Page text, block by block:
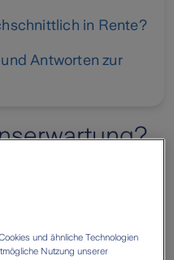
in Rente?
Antworten zur
nach der eigenen
Rentenversicherung
und ähnliche Technologien
Nutzung unserer